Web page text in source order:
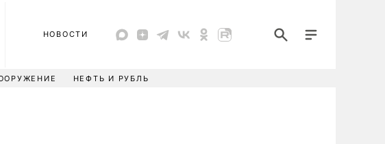
НОВОСТИ
НЕФТЬ И РУБЛЬ